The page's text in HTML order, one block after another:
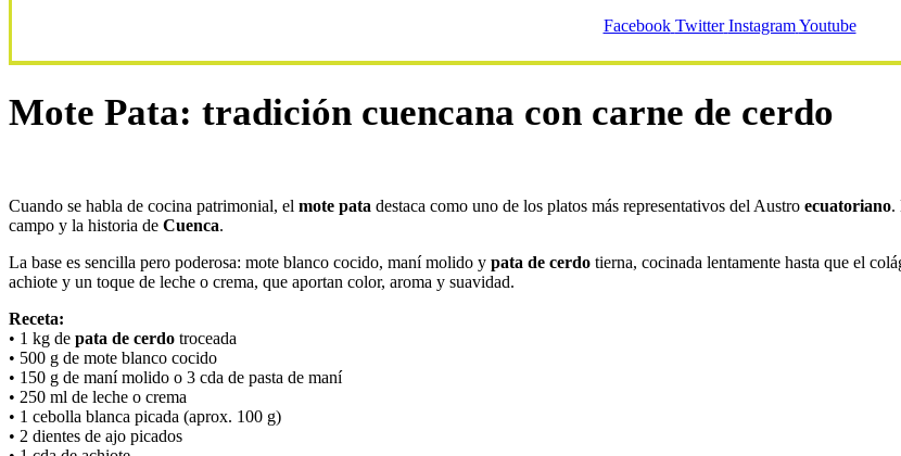
Facebook Twitter Instagram Youtube
Mote Pata: tradición cuencana con carne de cerdo
Cuando se habla de cocina patrimonial, el mote pata destaca como uno de los platos más representativos del Austro ecuatoriano.
campo y la historia de Cuenca.
La base es sencilla pero poderosa: mote blanco cocido, maní molido y pata de cerdo tierna, cocinada lentamente hasta que el
achiote y un toque de leche o crema, que aportan color, aroma y suavidad.
Receta:
• 1 kg de pata de cerdo troceada
• 500 g de mote blanco cocido
• 150 g de maní molido o 3 cda de pasta de maní
• 250 ml de leche o crema
• 1 cebolla blanca picada (aprox. 100 g)
• 2 dientes de ajo picados